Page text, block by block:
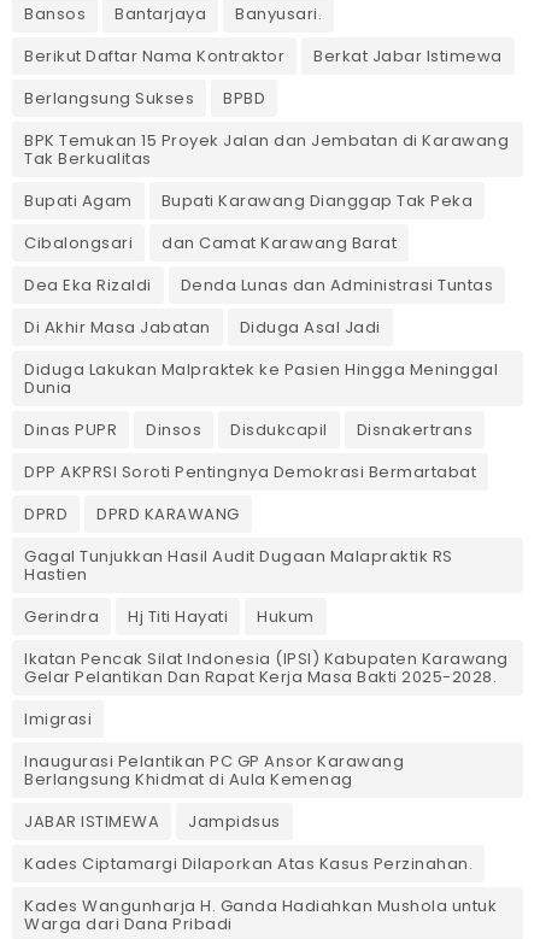
Bansos
Bantarjaya
Banyusari.
Berikut Daftar Nama Kontraktor
Berkat Jabar Istimewa
Berlangsung Sukses
BPBD
BPK Temukan 15 Proyek Jalan dan Jembatan di Karawang
Tak Berkualitas
Bupati Agam
Bupati Karawang Dianggap Tak Peka
Cibalongsari
dan Camat Karawang Barat
Dea Eka Rizaldi
Denda Lunas dan Administrasi Tuntas
‎Di Akhir Masa Jabatan
Diduga Asal Jadi
Diduga Lakukan Malpraktek ke Pasien Hingga Meninggal
Dunia
Dinas PUPR
Dinsos Disdukcapil
Disnakertrans
DPP AKPRSI Soroti Pentingnya Demokrasi Bermartabat
DPRD
DPRD KARAWANG
Gagal Tunjukkan Hasil Audit Dugaan Malapraktik RS
Hastien
Gerindra
Hj Titi Hayati
Hukum
Ikatan Pencak Silat Indonesia (IPSI) Kabupaten Karawang
Gelar Pelantikan Dan Rapat Kerja Masa Bakti 2025-2028.
Imigrasi
Inaugurasi Pelantikan PC GP Ansor Karawang
Berlangsung Khidmat di Aula Kemenag
JABAR ISTIMEWA
Jampidsus
Kades Ciptamargi Dilaporkan Atas Kasus Perzinahan.
Kades Wangunharja H. Ganda Hadiahkan Mushola untuk
Warga dari Dana Pribadi ‎